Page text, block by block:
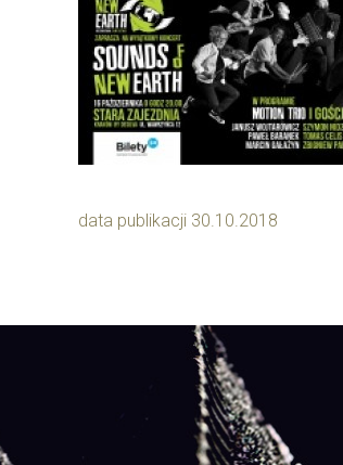
data publikacji 30.10.2018